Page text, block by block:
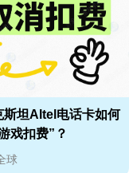
斯坦Altel电话卡如何
戏扣费”？
球